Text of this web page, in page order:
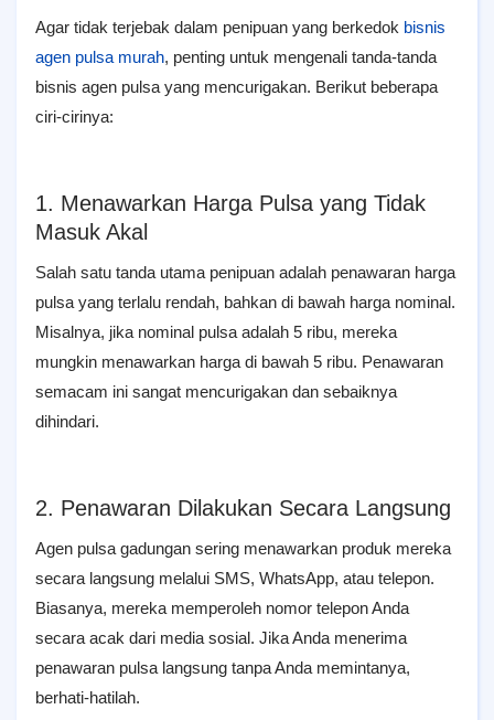
Agar tidak terjebak dalam penipuan yang berkedok bisnis
agen pulsa murah, penting untuk mengenali tanda-tanda
bisnis agen pulsa yang mencurigakan. Berikut beberapa
ciri-cirinya:
1. Menawarkan Harga Pulsa yang Tidak
Masuk Akal
Salah satu tanda utama penipuan adalah penawaran harga
pulsa yang terlalu rendah, bahkan di bawah harga nominal.
Misalnya, jika nominal pulsa adalah 5 ribu, mereka
mungkin menawarkan harga di bawah 5 ribu. Penawaran
semacam ini sangat mencurigakan dan sebaiknya
dihindari.
2. Penawaran Dilakukan Secara Langsung
Agen pulsa gadungan sering menawarkan produk mereka
secara langsung melalui SMS, WhatsApp, atau telepon.
Biasanya, mereka memperoleh nomor telepon Anda
secara acak dari media sosial. Jika Anda menerima
penawaran pulsa langsung tanpa Anda memintanya,
berhati-hatilah.